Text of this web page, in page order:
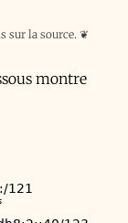
sur la source. ❦
montre